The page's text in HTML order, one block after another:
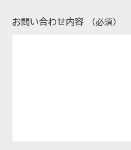
お問い合わせ内容 （必須）